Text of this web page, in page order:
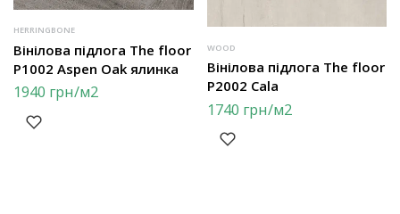
HERRINGBONE
Вінілова підлога The floor
P1002 Aspen Oak ялинка
1940 грн/м2
WOOD
Вінілова підлога The floor
P2002 Cala
1740 грн/м2